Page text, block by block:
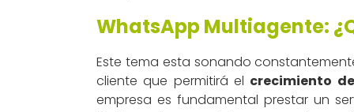
WhatsApp Multiagente:
Este tema esta sonando
cliente que permitirá el crecimiento
empresa es fundamental prestar un